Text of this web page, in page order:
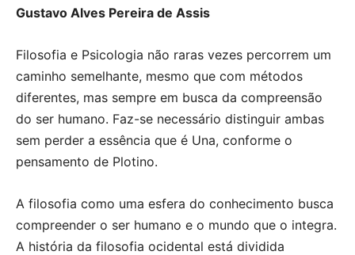
Gustavo Alves Pereira de Assis
Filosofia e Psicologia não raras vezes percorrem um
caminho semelhante, mesmo que com métodos
diferentes, mas sempre em busca da compreensão
do ser humano. Faz-se necessário distinguir ambas
sem perder a essência que é Una, conforme o
pensamento de Plotino.
A filosofia como uma esfera do conhecimento busca
compreender o ser humano e o mundo que o integra.
A história da filosofia ocidental está dividida